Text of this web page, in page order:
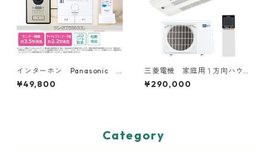
インターホン Panasonic
親機子機２台
¥49,800
三菱電機 家庭用１方向ハウ
ジングエアコン 6～20畳用
¥290,000
Category